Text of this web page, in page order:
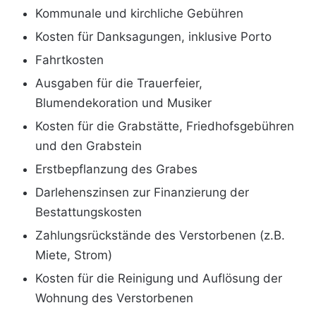
Kommunale und kirchliche Gebühren
Kosten für Danksagungen, inklusive Porto
Fahrtkosten
Ausgaben für die Trauerfeier,
Blumendekoration und Musiker
Kosten für die Grabstätte, Friedhofsgebühren
und den Grabstein
Erstbepflanzung des Grabes
Darlehenszinsen zur Finanzierung der
Bestattungskosten
Zahlungsrückstände des Verstorbenen (z.B.
Miete, Strom)
Kosten für die Reinigung und Auflösung der
Wohnung des Verstorbenen